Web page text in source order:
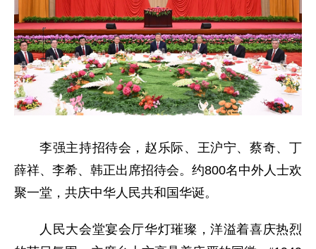
李强主持招待会，赵乐际、王沪宁、蔡奇、丁
薛祥、李希、韩正出席招待会。约800名中外人士欢
聚一堂，共庆中华人民共和国华诞。
人民大会堂宴会厅华灯璀璨，洋溢着喜庆热烈